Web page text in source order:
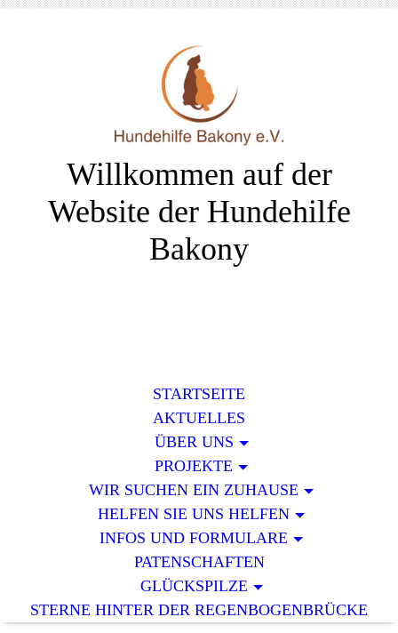
Willkommen auf der
Website der Hundehilfe
Bakony
STARTSEITE
AKTUELLES
ÜBER UNS
PROJEKTE
WIR SUCHEN EIN ZUHAUSE
HELFEN SIE UNS HELFEN
INFOS UND FORMULARE
PATENSCHAFTEN
GLÜCKSPILZE
STERNE HINTER DER REGENBOGENBRÜCKE